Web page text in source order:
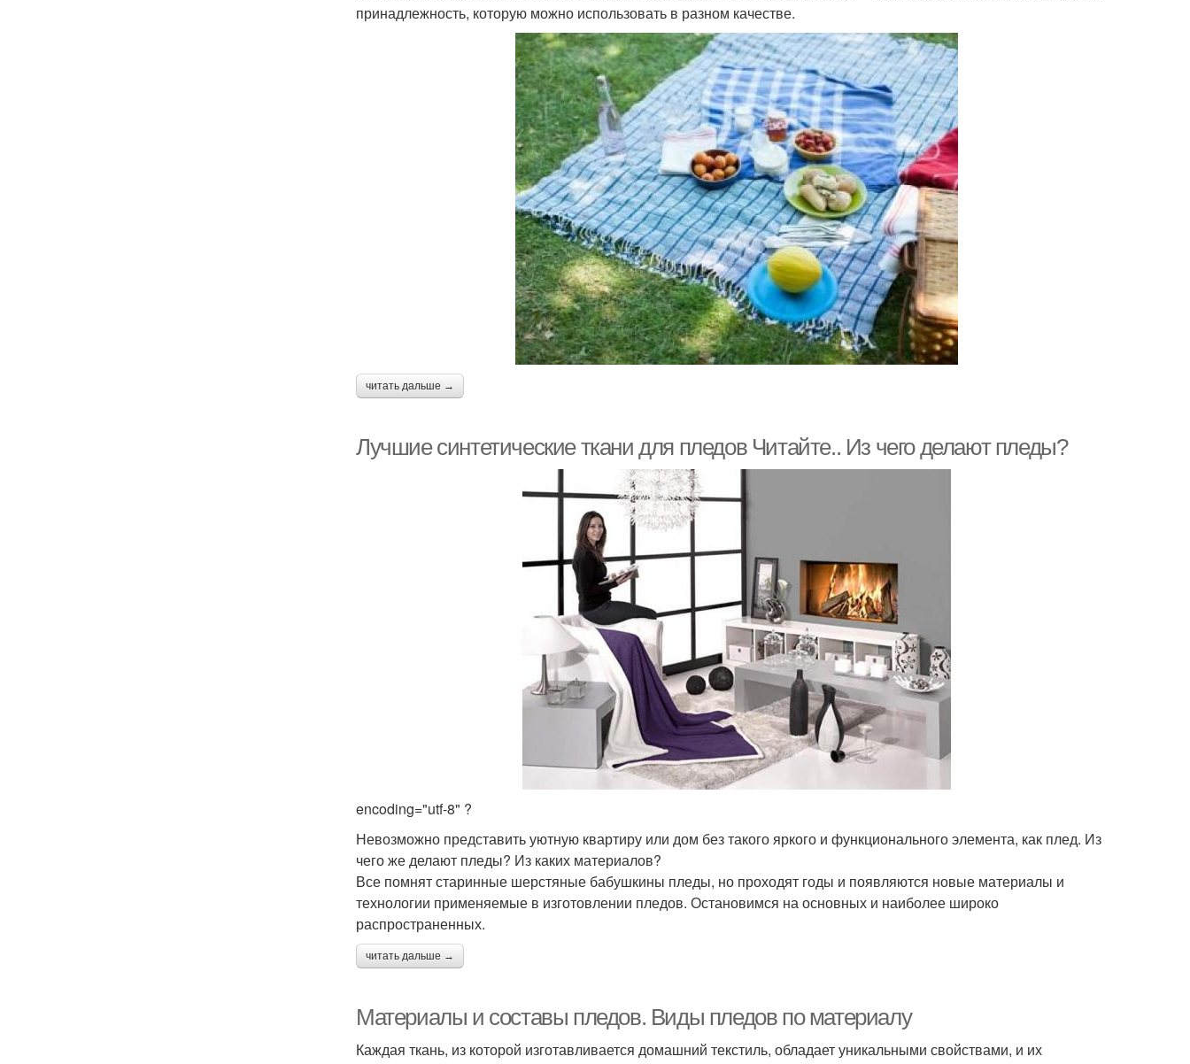
принадлежность, которую можно использовать в разном качестве.
читать дальше →
Лучшие синтетические ткани для пледов Читайте.. Из чего делают пледы?
encoding="utf-8" ?
Невозможно представить уютную квартиру или дом без такого яркого и функционального элемента, как плед. Из
чего же делают пледы? Из каких материалов?
Все помнят старинные шерстяные бабушкины пледы, но проходят годы и появляются новые материалы и
технологии применяемые в изготовлении пледов. Остановимся на основных и наиболее широко
распространенных.
читать дальше →
Материалы и составы пледов. Виды пледов по материалу
Каждая ткань, из которой изготавливается домашний текстиль, обладает уникальными свойствами, и их